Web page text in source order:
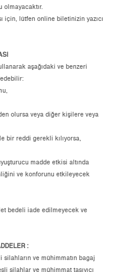
olmayacaktır.
için, lütfen online biletinizin yazıcı
aşağıdaki ve benzeri
olursa veya diğer kişilere veya
bir reddi gerekli kılıyorsa,
madde etkisi altında
ve konforunu etkileyecek
bedeli iade edilmeyecek ve
:
silahların ve mühimmatın bagaj
silahlar ve mühimmat taşıyıcı